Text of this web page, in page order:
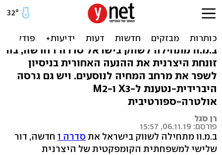
ב.מ.וו מתחילה לשווק בישראל סדרה 1 חדשה, בה
זונחת היצרנית את ההנעה האחורית בניסיון
לשפר את מרחב המחיה לנוסעים. ויש גם גרסה
היברידית-נטענת ל-X3 ו-M2
אולטרה-ספורטיבית
רן סגל
פורסם: 06.11.19, 15:57
ב.מ.וו מתחילה לשווק בישראל את סדרה 1
חדשה, דור
שלישי למשפחתית הקומפקטית של היצרנית